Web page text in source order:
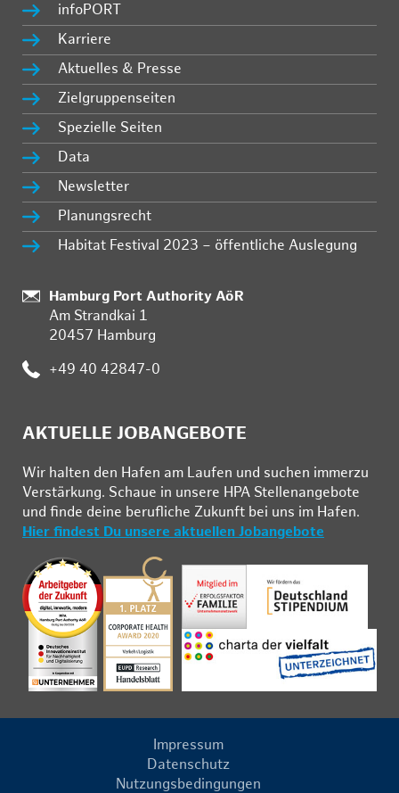
infoPORT
Karriere
Aktuelles & Presse
Zielgruppenseiten
Spezielle Seiten
Data
Newsletter
Planungsrecht
Habitat Festival 2023 – öffentliche Auslegung
:
Hamburg Port Authority AöR
Am Strandkai 1
20457 Hamburg
: +49 40 42847-0
AKTUELLE JOBANGEBOTE
Wir hal­ten den Ha­fen am Lau­fen und su­chen im­mer­zu
Ver­stär­kung. Schau­e in un­se­re HPA Stel­len­an­ge­bo­te
und fin­de deine be­ruf­li­che Zu­kunft bei uns im Ha­fen.
Hier findest Du unsere aktuellen Jobangebote
Impressum
Datenschutz
Nutzungsbedingungen